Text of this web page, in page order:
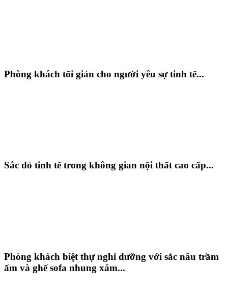
Phòng khách tối giản cho người yêu sự tinh tế...
Sắc đỏ tinh tế trong không gian nội thất cao cấp...
Phòng khách biệt thự nghỉ dưỡng với sắc nâu trầm
ấm và ghế sofa nhung xám...